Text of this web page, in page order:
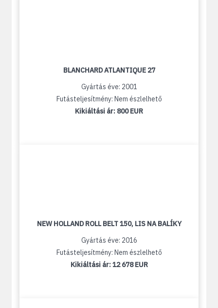
BLANCHARD ATLANTIQUE 27
Gyártás éve: 2001
Futásteljesítmény: Nem észlelhető
Kikiáltási ár: 800 EUR
NEW HOLLAND ROLL BELT 150, LIS NA BALÍKY
Gyártás éve: 2016
Futásteljesítmény: Nem észlelhető
Kikiáltási ár:12 678 EUR